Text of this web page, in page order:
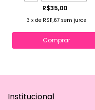
R$35,00
3 x de R$11,67 sem juros
Comprar
Institucional